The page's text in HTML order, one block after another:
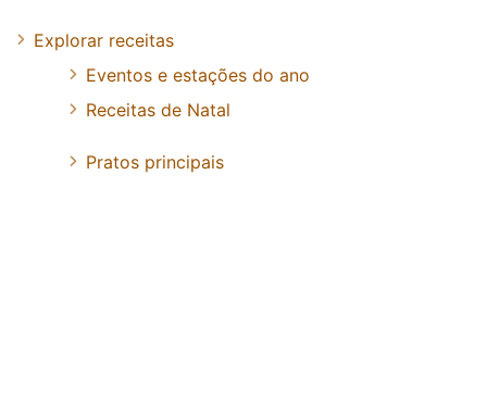
Explorar receitas
Eventos e estações do ano
Receitas de Natal
Pratos principais